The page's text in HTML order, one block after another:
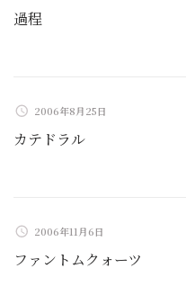
ン
過程
2006年8月25日
カテドラル
2006年11月6日
ファントムクォーツ